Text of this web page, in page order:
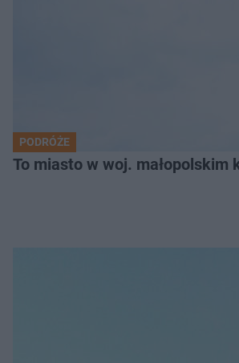
PODRÓŻE
To miasto w woj. małopolskim